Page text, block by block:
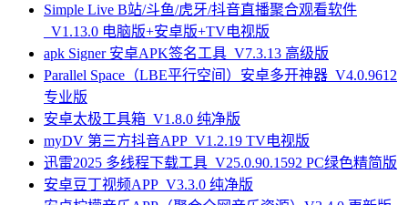
Simple Live B站/斗鱼/虎牙/抖音直播聚合观看软件
_V1.13.0 电脑版+安卓版+TV电视版
apk Signer 安卓APK签名工具_V7.3.13 高级版
Parallel Space（LBE平行空间）安卓多开神器_V4.0.9612
专业版
安卓太极工具箱_V1.8.0 纯净版
myDV 第三方抖音APP_V1.2.19 TV电视版
迅雷2025 多线程下载工具_V25.0.90.1592 PC绿色精简版
安卓豆丁视频APP_V3.3.0 纯净版